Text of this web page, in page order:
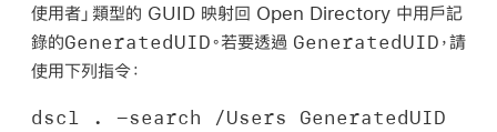
使用者」類型的 GUID 映射回 Open Directory 中用戶記
錄的GeneratedUID。若要透過 GeneratedUID ，請
使用下列指令：
dscl . -search /Users GeneratedUID